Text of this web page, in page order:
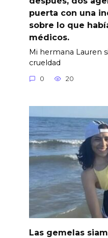
puerta con una
sobre lo que
médicos.
Mi hermana Lauren
crueldad
0 20
Las gemelas